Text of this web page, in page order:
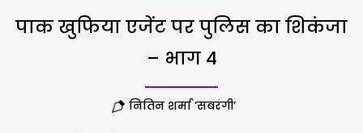
पाक खुफिया एजेंट पर पुलिस का शिकंजा
– भाग 4
नितिन शर्मा ‘सबरंगी’